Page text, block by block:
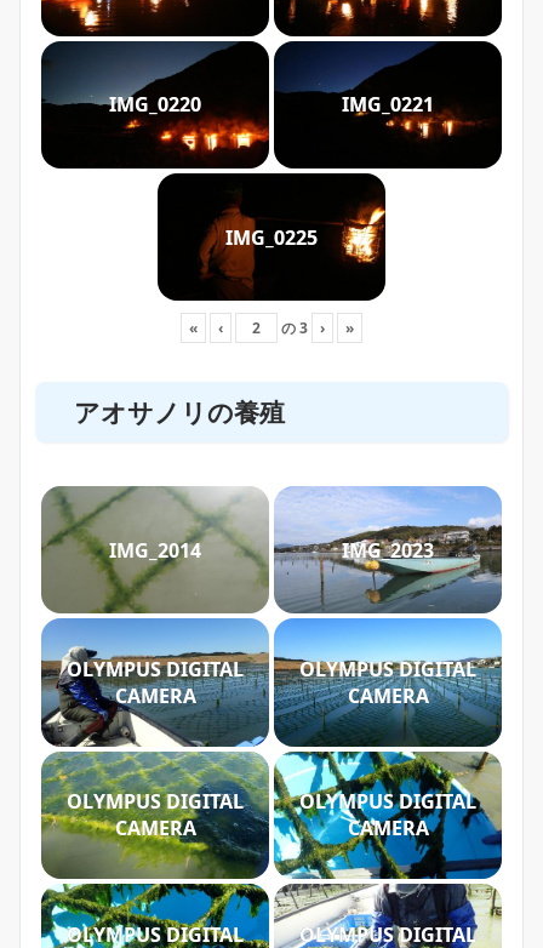
IMG_0220 IMG_0221
IMG_0225
« ‹ の3 › »
アオサノリの養殖
IMG_2014 IMG_2023
OLYMPUS DIGITAL
CAMERA
OLYMPUS DIGITAL
CAMERA
OLYMPUS DIGITAL
CAMERA
OLYMPUS DIGITAL
CAMERA
OLYMPUS DIGITAL
OLYMPUS DIGITAL